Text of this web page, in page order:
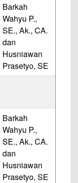
Barkah
Wahyu P.,
SE., Ak., CA.
dan
Husniawan
Prasetyo, SE
Barkah
Wahyu P.,
SE., Ak., CA.
dan
Husniawan
Prasetyo, SE